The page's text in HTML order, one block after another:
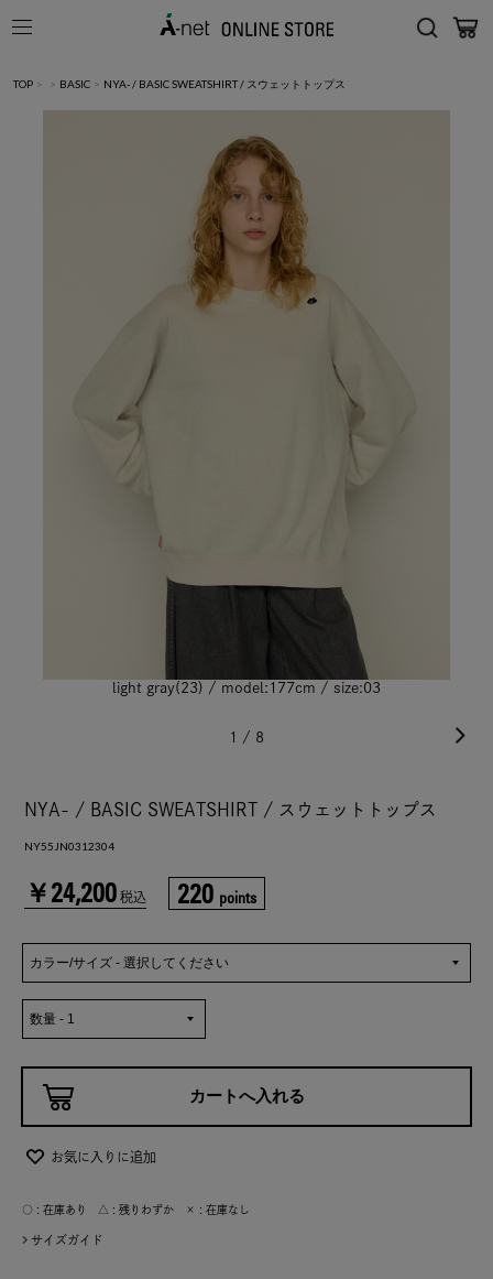
TOP > > BASIC > NYA- / BASIC SWEATSHIRT / スウェットトップス
light gray(23) / model:177cm / size:03
1 / 8
NYA- / BASIC SWEATSHIRT / スウェットトップス
NY55JN0312304
￥24,200 税込 220 points
お気に入りに追加
○ : 在庫あり △ : 残りわずか × : 在庫なし
サイズガイド